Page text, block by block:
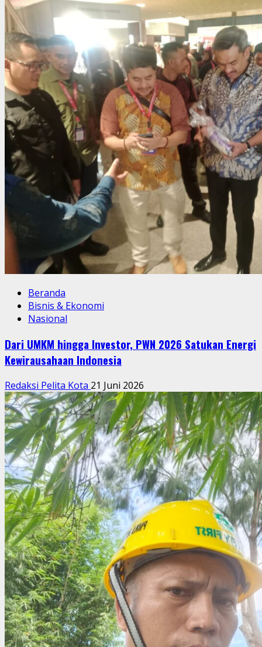
Beranda
Bisnis & Ekonomi
Nasional
Dari UMKM hingga Investor, PWN 2026 Satukan Energi
Kewirausahaan Indonesia
Redaksi Pelita Kota 21 Juni 2026